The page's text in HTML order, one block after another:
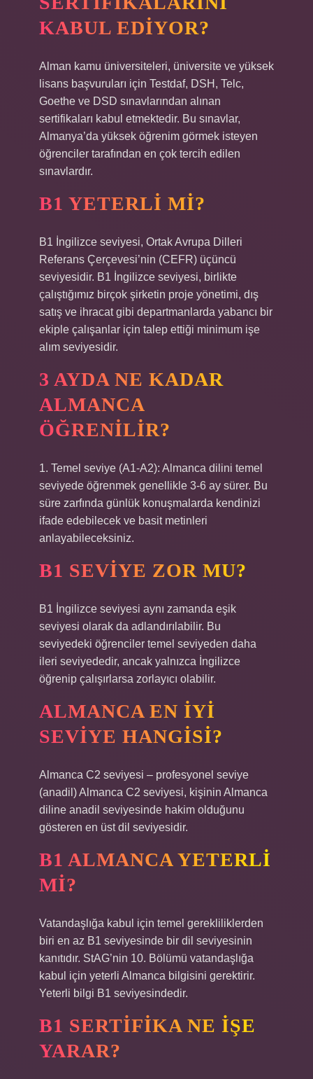
KABUL EDIYOR?
Alman kamu üniversiteleri, üniversite ve yüksek
lisans başvuruları için Testdaf, DSH, Telc,
Goethe ve DSD sınavlarından alınan
sertifikaları kabul etmektedir. Bu sınavlar,
Almanya’da yüksek öğrenim görmek isteyen
öğrenciler tarafından en çok tercih edilen
sınavlardır.
B1 YETERLI MI?
B1 İngilizce seviyesi, Ortak Avrupa Dilleri
Referans Çerçevesi’nin (CEFR) üçüncü
seviyesidir. B1 İngilizce seviyesi, birlikte
çalıştığımız birçok şirketin proje yönetimi, dış
satış ve ihracat gibi departmanlarda yabancı bir
ekiple çalışanlar için talep ettiği minimum işe
alım seviyesidir.
3 AYDA NE KADAR
ALMANCA
ÖĞRENILIR?
1. Temel seviye (A1-A2): Almanca dilini temel
seviyede öğrenmek genellikle 3-6 ay sürer. Bu
süre zarfında günlük konuşmalarda kendinizi
ifade edebilecek ve basit metinleri
anlayabileceksiniz.
B1 SEVIYE ZOR MU?
B1 İngilizce seviyesi aynı zamanda eşik
seviyesi olarak da adlandırılabilir. Bu
seviyedeki öğrenciler temel seviyeden daha
ileri seviyededir, ancak yalnızca İngilizce
öğrenip çalışırlarsa zorlayıcı olabilir.
ALMANCA EN IYI
SEVIYE HANGISI?
Almanca C2 seviyesi – profesyonel seviye
(anadil) Almanca C2 seviyesi, kişinin Almanca
diline anadil seviyesinde hakim olduğunu
gösteren en üst dil seviyesidir.
B1 ALMANCA YETERLI
MI?
Vatandaşlığa kabul için temel gerekliliklerden
biri en az B1 seviyesinde bir dil seviyesinin
kanıtıdır. StAG’nin 10. Bölümü vatandaşlığa
kabul için yeterli Almanca bilgisini gerektirir.
Yeterli bilgi B1 seviyesindedir.
B1 SERTIFIKA NE IŞE
YARAR?